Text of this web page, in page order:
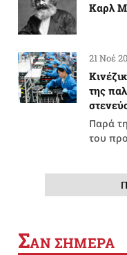
Καρλ
21 Νοέ
της
Παρά
του
ΣΑΝ ΣΗΜΕΡΑ